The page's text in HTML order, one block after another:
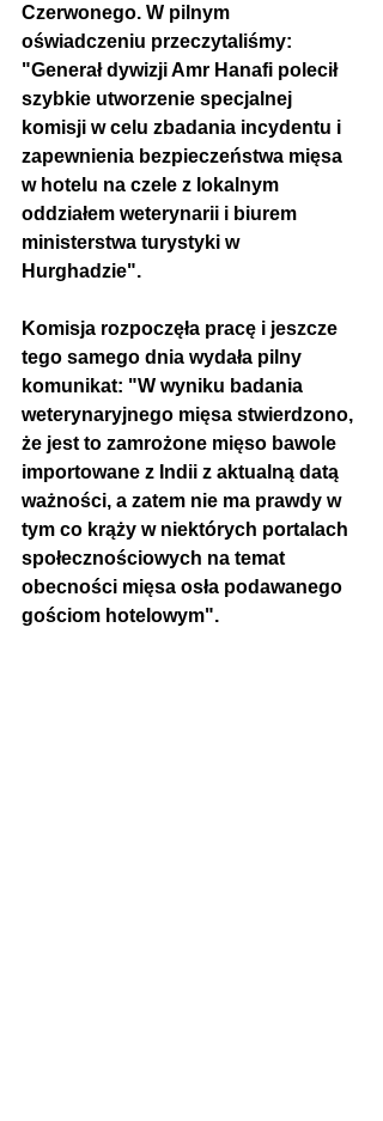
Czerwonego. W pilnym
oświadczeniu przeczytaliśmy:
"Generał dywizji Amr Hanafi polecił
szybkie utworzenie specjalnej
komisji w celu zbadania incydentu i
zapewnienia bezpieczeństwa mięsa
w hotelu na czele z lokalnym
oddziałem weterynarii i biurem
ministerstwa turystyki w
Hurghadzie".
Komisja rozpoczęła pracę i jeszcze
tego samego dnia wydała pilny
komunikat: "W wyniku badania
weterynaryjnego mięsa stwierdzono,
że jest to zamrożone mięso bawole
importowane z Indii z aktualną datą
ważności, a zatem nie ma prawdy w
tym co krąży w niektórych portalach
społecznościowych na temat
obecności mięsa osła podawanego
gościom hotelowym".